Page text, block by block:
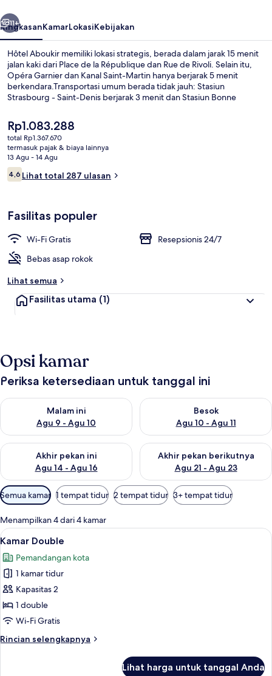
Berikutnya
11+
RingkasanKamarLokasiKebijakan
Hôtel Aboukir memiliki lokasi strategis, berada dalam jarak 15 menit
jalan kaki dari Place de la République dan Rue de Rivoli. Selain itu,
Opéra Garnier dan Kanal Saint-Martin hanya berjarak 5 menit
berkendara.Transportasi umum berada tidak jauh: Stasiun
Strasbourg - Saint-Denis berjarak 3 menit dan Stasiun Bonne
Harga
saat
ini
Rp1.083.288
Rp1.083.288
total Rp1.367.670
termasuk pajak & biaya lainnya
13 Agu - 14 Agu
Ulasan
4,64,6 dari 10
Lihat total 287 ulasan
Fasilitas populer
Wi-Fi Gratis
Resepsionis 24/7
Bebas asap rokok
Lihat semua
Fasilitas utama (1)
Opsi kamar
Periksa ketersediaan untuk tanggal ini
Malam ini
Agu 9 - Agu 10
Periksa ketersediaan untuk malam ini Agu 9 - Agu 10
Besok
Agu 10 - Agu 11
Periksa ketersediaan untuk
Akhir pekan ini
Agu 14 - Agu 16
Periksa ketersediaan untuk akhir pekan ini Agu 14 - Agu 16
Akhir pekan berikutnya
Agu 21 - Agu 23
Periksa ketersediaan untuk
Filter
tersedia
untuk
kamar
Semua kamar 1 tempat tidur 2 tempat tidur 3+ tempat tidur
Menampilkan 4 dari 4 kamar
Lihat
semua
foto
untuk
Kamar
Double
Kamar Double | Seprai premium,
1
Kamar Double
Pemandangan kota
1 kamar tidur
Kapasitas 2
1 double
Wi-Fi Gratis
Rincian selengkapnya
Rincian
Lihat harga untuk tanggal Anda